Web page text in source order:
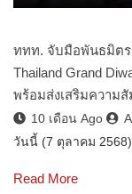
ททท. จับมือพันธมิตร
Thailand Grand
พร้อมส่งเสริมความ
10 เดือน Ago
วันนี้ (7 ตุลาคม
Read More